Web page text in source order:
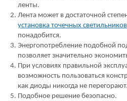
ленты.
Лента может в достаточной
установка точечных
понадобится.
Энергопотребление подобной
позволяет значительно
При условиях правильной
возможность пользоваться
как диоды никогда не перегорают.
Подобное решение безопасно.